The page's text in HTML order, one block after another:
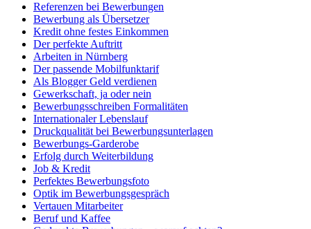
Referenzen bei Bewerbungen
Bewerbung als Übersetzer
Kredit ohne festes Einkommen
Der perfekte Auftritt
Arbeiten in Nürnberg
Der passende Mobilfunktarif
Als Blogger Geld verdienen
Gewerkschaft, ja oder nein
Bewerbungsschreiben Formalitäten
Internationaler Lebenslauf
Druckqualität bei Bewerbungsunterlagen
Bewerbungs-Garderobe
Erfolg durch Weiterbildung
Job & Kredit
Perfektes Bewerbungsfoto
Optik im Bewerbungsgespräch
Vertauen Mitarbeiter
Beruf und Kaffee